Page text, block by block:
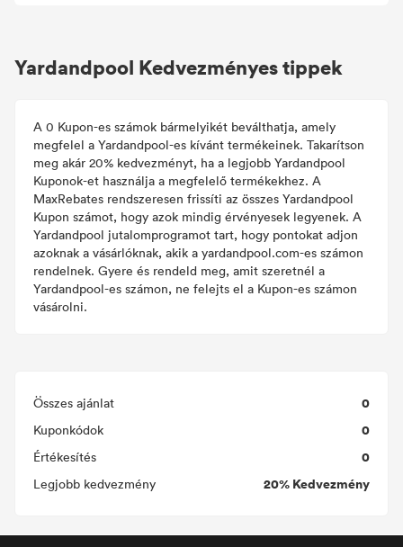
Yardandpool Kedvezményes tippek
A 0 Kupon-es számok bármelyikét beválthatja, amely
megfelel a Yardandpool-es kívánt termékeinek. Takarítson
meg akár 20% kedvezményt, ha a legjobb Yardandpool
Kuponok-et használja a megfelelő termékekhez. A
MaxRebates rendszeresen frissíti az összes Yardandpool
Kupon számot, hogy azok mindig érvényesek legyenek. A
Yardandpool jutalomprogramot tart, hogy pontokat adjon
azoknak a vásárlóknak, akik a yardandpool.com-es számon
rendelnek. Gyere és rendeld meg, amit szeretnél a
Yardandpool-es számon, ne felejts el a Kupon-es számon
vásárolni.
Összes ajánlat 0
Kuponkódok 0
Értékesítés 0
Legjobb kedvezmény 20% Kedvezmény